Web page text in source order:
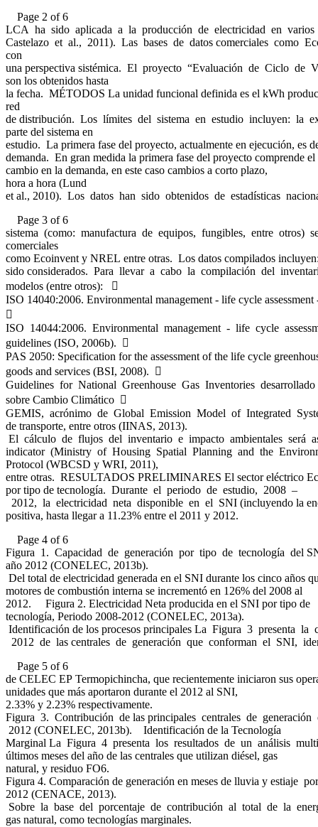
Page 2 of 6
LCA ha sido aplicada a la producción de electricidad en
Castelazo et al., 2011). Las bases de datos comerciales como
con
una perspectiva sistémica. El proyecto “Evaluación de Ciclo de
son los obtenidos hasta
la fecha. MÉTODOS La unidad funcional definida es el kWh
red
de distribución. Los límites del sistema en estudio incluyen: la
parte del sistema en
estudio. La primera fase del proyecto, actualmente en ejecución,
demanda. En gran medida la primera fase del proyecto
cambio en la demanda, en este caso cambios a corto plazo,
hora a hora (Lund
et al., 2010). Los datos han sido obtenidos de estadísticas
Page 3 of 6
sistema (como: manufactura de equipos, fungibles, entre otros)
comerciales
como Ecoinvent y NREL entre otras. Los datos compilados
sido considerados. Para llevar a cabo la compilación del
modelos (entre otros): 
ISO 14040:2006. Environmental management - life cycle

ISO 14044:2006. Environmental management - life cycle
guidelines (ISO, 2006b). 
PAS 2050: Specification for the assessment of the life cycle
goods and services (BSI, 2008). 
Guidelines for National Greenhouse Gas Inventories
sobre Cambio Climático 
GEMIS, acrónimo de Global Emission Model of Integrated
de transporte, entre otros (IINAS, 2013).
El cálculo de flujos del inventario e impacto ambientales será
indicator (Ministry of Housing Spatial Planning and the
Protocol (WBCSD y WRI, 2011),
entre otras. RESULTADOS PRELIMINARES El sector eléctrico
por tipo de tecnología. Durante el periodo de estudio, 2008 –
2012, la electricidad neta disponible en el SNI (incluyendo la
positiva, hasta llegar a 11.23% entre el 2011 y 2012.
Page 4 of 6
Figura 1. Capacidad de generación por tipo de tecnología del
año 2012 (CONELEC, 2013b).
Del total de electricidad generada en el SNI durante los cinco
motores de combustión interna se incrementó en 126% del 2008 al
2012. Figura 2. Electricidad Neta producida en el SNI por tipo de
tecnología, Periodo 2008-2012 (CONELEC, 2013a).
Identificación de los procesos principales La Figura 3 presenta
2012 de las centrales de generación que conforman el SNI,
Page 5 of 6
de CELEC EP Termopichincha, que recientemente iniciaron sus
unidades que más aportaron durante el 2012 al SNI,
2.33% y 2.23% respectivamente.
Figura 3. Contribución de las principales centrales de
2012 (CONELEC, 2013b). Identificación de la Tecnología
Marginal La Figura 4 presenta los resultados de un análisis
últimos meses del año de las centrales que utilizan diésel, gas
natural, y residuo FO6.
Figura 4. Comparación de generación en meses de lluvia y estiaje
2012 (CENACE, 2013).
Sobre la base del porcentaje de contribución al total de la
gas natural, como tecnologías marginales.